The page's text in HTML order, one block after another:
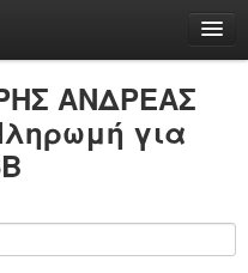
ΑΝΔΡΕΑΣ
για